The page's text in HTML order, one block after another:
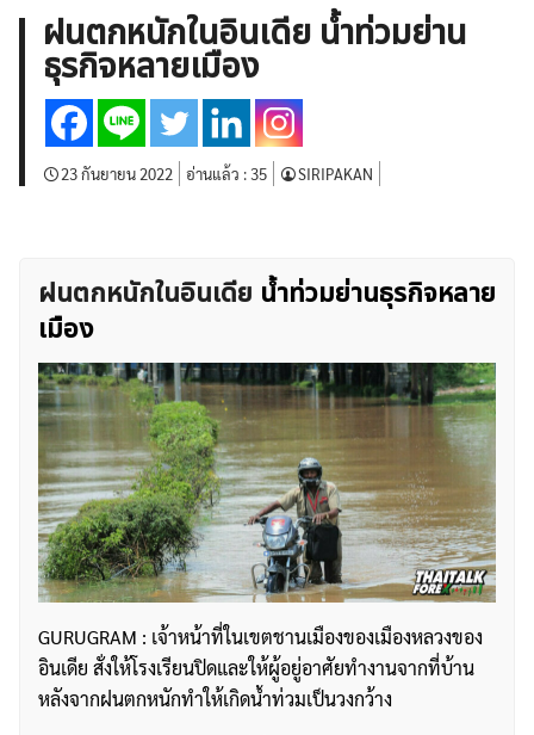
ค้นหา
สำหรับ:
ข่าวฟอเร็กซ์และสกุลเงิน คริปโตเคอร์เรนซี
ฟรีซิกแนล รายวัน
บทวิเคราะห์
เศรษฐกิจทั่วไป ดัชนี-หุ้น
สินค้าโภคภัณฑ์
โบรกเกอร์ FX
โปรโมชั่น Forex
กองทุน Forex
ฟรี EA
ฝนตกหนักในอินเดีย น้ำท่วมย่าน
ธุรกิจหลายเมือง
23 กันยายน 2022 อ่านแล้ว :35 SIRIPAKAN
ฝนตกหนักในอินเดีย น้ำท่วมย่านธุรกิจหลาย
เมือง
GURUGRAM : เจ้าหน้าที่ในเขตชานเมืองของเมืองหลวงของ
อินเดีย สั่งให้โรงเรียนปิดและให้ผู้อยู่อาศัยทำงานจากที่บ้าน
หลังจากฝนตกหนักทำให้เกิดน้ำท่วมเป็นวงกว้าง